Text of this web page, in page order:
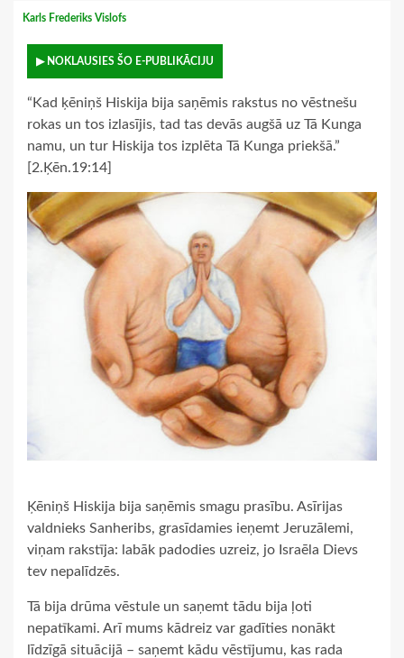
Karls Frederiks Vislofs
▶ NOKLAUSIES ŠO E-PUBLIKĀCIJU
“Kad ķēniņš Hiskija bija saņēmis rakstus no vēstnešu
rokas un tos izlasījis, tad tas devās augšā uz Tā Kunga
namu, un tur Hiskija tos izplēta Tā Kunga priekšā.”
[2.Ķēn.19:14]
Ķēniņš Hiskija bija saņēmis smagu prasību. Asīrijas
valdnieks Sanheribs, grasīdamies ieņemt Jeruzālemi,
viņam rakstīja: labāk padodies uzreiz, jo Israēla Dievs
tev nepalīdzēs.
Tā bija drūma vēstule un saņemt tādu bija ļoti
nepatīkami. Arī mums kādreiz var gadīties nonākt
līdzīgā situācijā – saņemt kādu vēstījumu, kas rada